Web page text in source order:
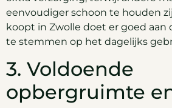
eenvoudiger schoon te houden
koopt in Zwolle doet er goed aan
te stemmen op het dagelijks
3. Voldoende
opbergruimte